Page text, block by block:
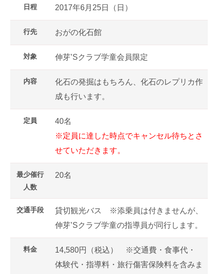
日程 2017年6月25日（日）
行先 おがの化石館
対象 伸芽’Sクラブ学童会員限定
内容
化石の発掘はもちろん、化石のレプリカ作
成も行います。
定員
40名
※定員に達した時点でキャンセル待ちとさ
せていただきます。
最少催行
人数
20名
交通手段
貸切観光バス ※添乗員は付きませんが、
伸芽’Sクラブ学童の指導員が同行します。
料金
14,580円（税込） ※交通費・食事代・
体験代・指導料・旅行傷害保険料を含みま